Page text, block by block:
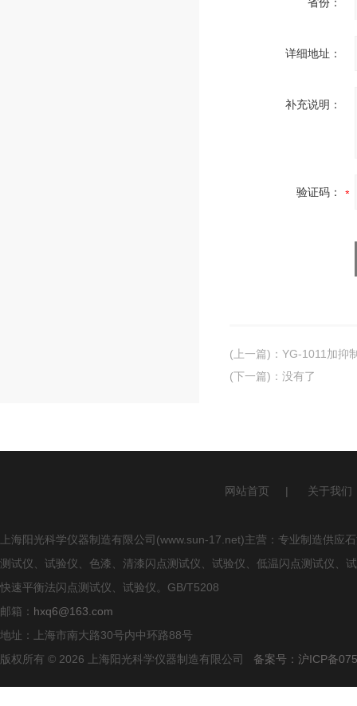
详细地址：
补充说明：
验证码：
(上一篇) ： YG-1011加抑
(下一篇) ：没有了
网站首页 | 关于我们
上海阳光科学仪器制造有限公司(www.sun-17.net)主营：专业制造供
测试仪、试验仪、色漆、清漆闪点测试仪、试验仪、低温闪点测试仪、
快速平衡法闪点测试仪、试验仪。GB/T5208
邮箱： hxq6@163.com
地址：上海市南大路30号内中环路88号
版权所有 © 2026 上海阳光科学仪器制造有限公司 备案号：沪ICP备